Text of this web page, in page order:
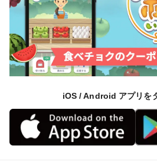
iOS / Android アプリを